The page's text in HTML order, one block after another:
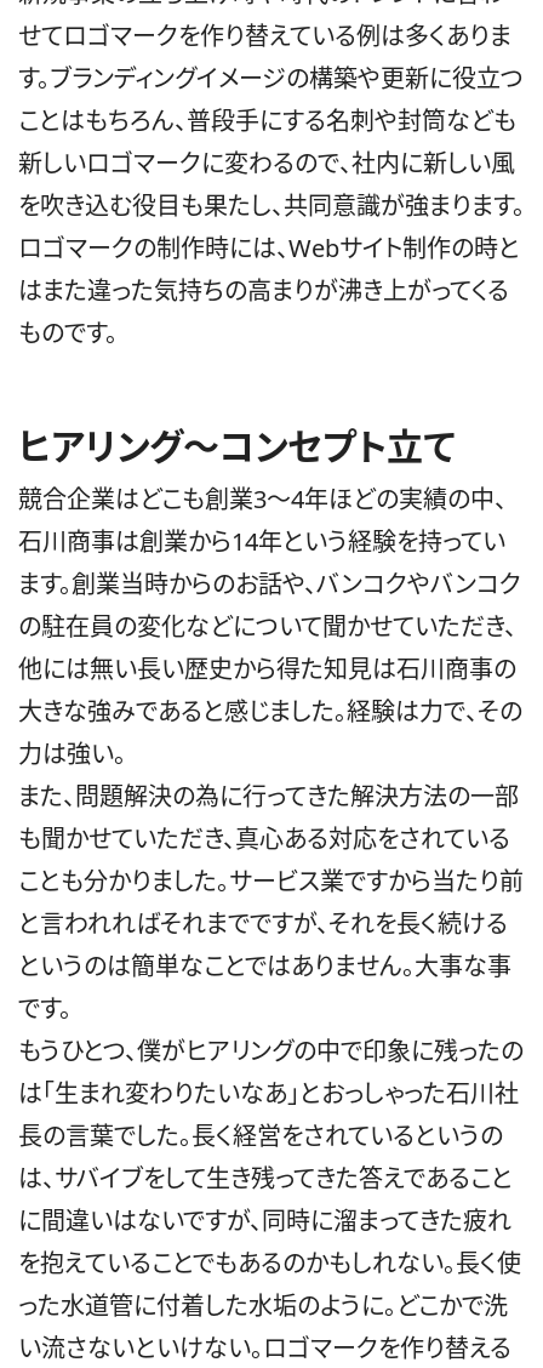
せてロゴマークを作り替えている例は多くありま
す。ブランディングイメージの構築や更新に役立つ
ことはもちろん、普段手にする名刺や封筒なども
新しいロゴマークに変わるので、社内に新しい風
を吹き込む役目も果たし、共同意識が強まります。
ロゴマークの制作時には、Webサイト制作の時と
はまた違った気持ちの高まりが沸き上がってくる
ものです。
ヒアリング〜コンセプト立て
競合企業はどこも創業3～4年ほどの実績の中、
石川商事は創業から14年という経験を持ってい
ます。創業当時からのお話や、バンコクやバンコク
の駐在員の変化などについて聞かせていただき、
他には無い長い歴史から得た知見は石川商事の
大きな強みであると感じました。経験は力で、その
力は強い。
また、問題解決の為に行ってきた解決方法の一部
も聞かせていただき、真心ある対応をされている
ことも分かりました。サービス業ですから当たり前
と言われればそれまでですが、それを長く続ける
というのは簡単なことではありません。大事な事
です。
もうひとつ、僕がヒアリングの中で印象に残ったの
は「生まれ変わりたいなあ」とおっしゃった石川社
長の言葉でした。長く経営をされているというの
は、サバイブをして生き残ってきた答えであること
に間違いはないですが、同時に溜まってきた疲れ
を抱えていることでもあるのかもしれない。長く使
った水道管に付着した水垢のように。どこかで洗
い流さないといけない。ロゴマークを作り替える